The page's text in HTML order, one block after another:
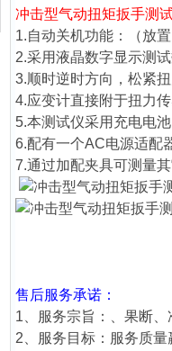
冲击型气动扭矩扳手测
1.自动关机功能：（放
2.采用液晶数字显示测
3.顺时逆时方向，松紧
4.应变计直接附于扭力
5.本测试仪采用充电电
6.配有一个AC电源适配
7.通过加配夹具可测量
售后服务承诺：
1、服务宗旨：、果断
2、服务目标：服务质